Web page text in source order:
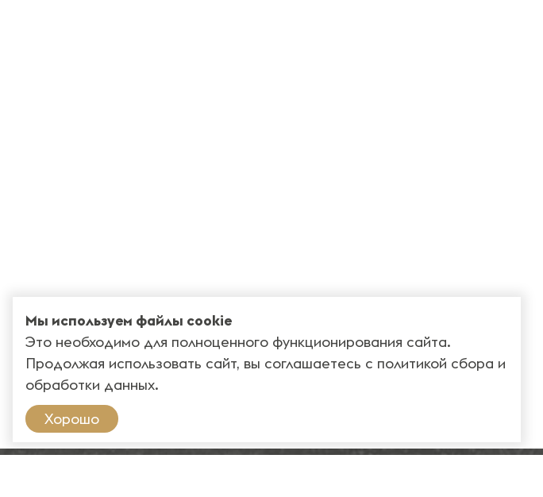
Мы используем файлы cookie
Это необходимо для полноценного функционирования сайта.
Продолжая использовать сайт, вы соглашаетесь с политикой сбора и
обработки данных.
Хорошо